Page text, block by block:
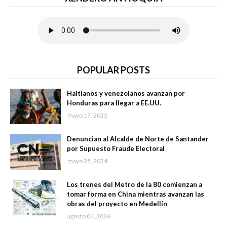
POPULAR POSTS
Haitianos y venezolanos avanzan por
Honduras para llegar a EE.UU.
mayo 17, 2022
Denuncian al Alcalde de Norte de Santander
por Supuesto Fraude Electoral
mayo 25, 2024
Los trenes del Metro de la 80 comienzan a
tomar forma en China mientras avanzan las
obras del proyecto en Medellín
agosto 04, 2026